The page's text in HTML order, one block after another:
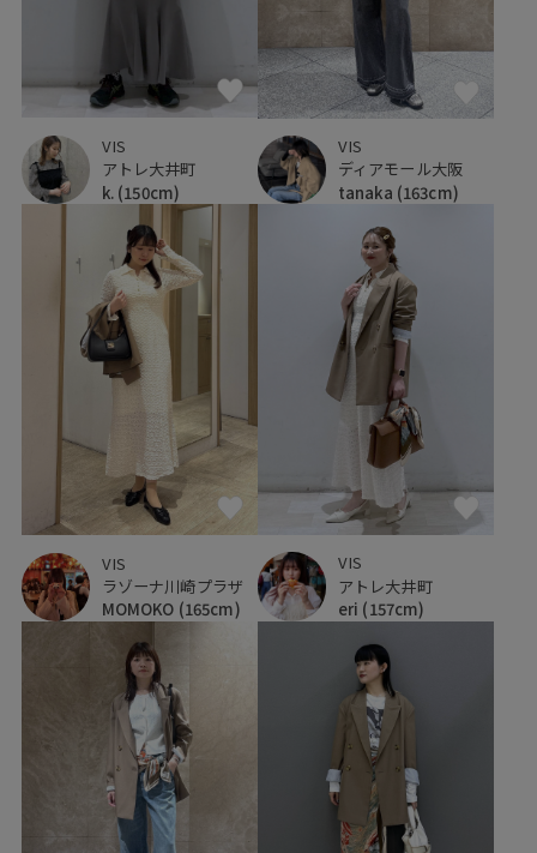
VIS
アトレ大井町
k. (150cm)
VIS
ディアモール大阪
tanaka (163cm)
VIS
ラゾーナ川崎プラザ
MOMOKO (165cm)
VIS
アトレ大井町
eri (157cm)